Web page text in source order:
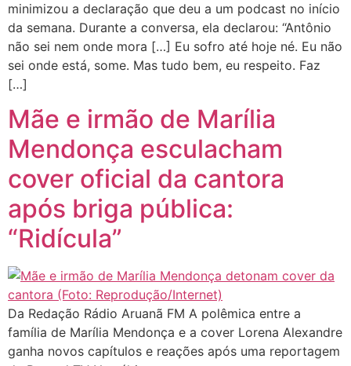
minimizou a declaração que deu a um podcast no início
da semana. Durante a conversa, ela declarou: “Antônio
não sei nem onde mora […] Eu sofro até hoje né. Eu não
sei onde está, some. Mas tudo bem, eu respeito. Faz
[…]
Mãe e irmão de Marília
Mendonça esculacham
cover oficial da cantora
após briga pública:
“Ridícula”
Da Redação Rádio Aruanã FM A polêmica entre a
família de Marília Mendonça e a cover Lorena Alexandre
ganha novos capítulos e reações após uma reportagem